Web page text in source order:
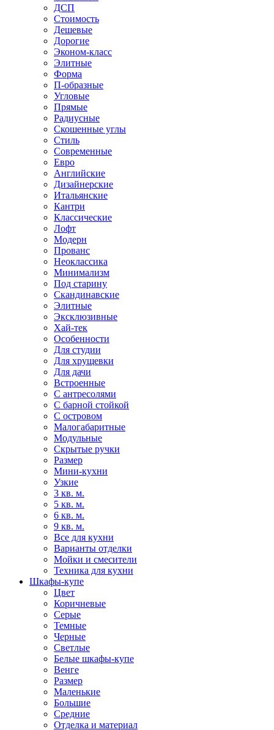
ДСП
Стоимость
Дешевые
Дорогие
Эконом-класс
Элитные
Форма
П-образные
Угловые
Прямые
Радиусные
Скошенные углы
Стиль
Современные
Евро
Английские
Дизайнерские
Итальянские
Кантри
Классические
Лофт
Модерн
Прованс
Неоклассика
Минимализм
Под старину
Скандинавские
Элитные
Эксклюзивные
Хай-тек
Особенности
Для студии
Для хрущевки
Для дачи
Встроенные
С антресолями
С барной стойкой
С островом
Малогабаритные
Модульные
Скрытые ручки
Размер
Мини-кухни
Узкие
3 кв. м.
5 кв. м.
6 кв. м.
9 кв. м.
Все для кухни
Варианты отделки
Мойки и смесители
Техника для кухни
Шкафы-купе
Цвет
Коричневые
Серые
Темные
Черные
Светлые
Белые шкафы-купе
Венге
Размер
Маленькие
Большие
Средние
Отделка и материал